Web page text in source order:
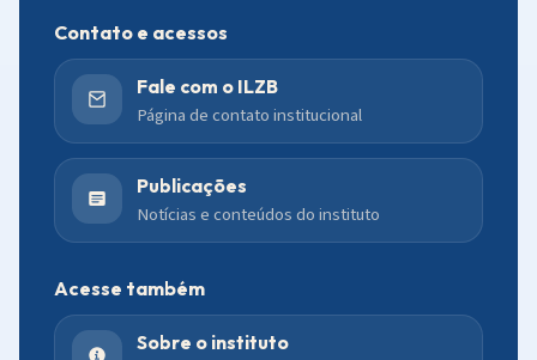
Contato e acessos
Fale com o ILZB
Página de contato institucional
Publicações
Notícias e conteúdos do instituto
Acesse também
Sobre o instituto